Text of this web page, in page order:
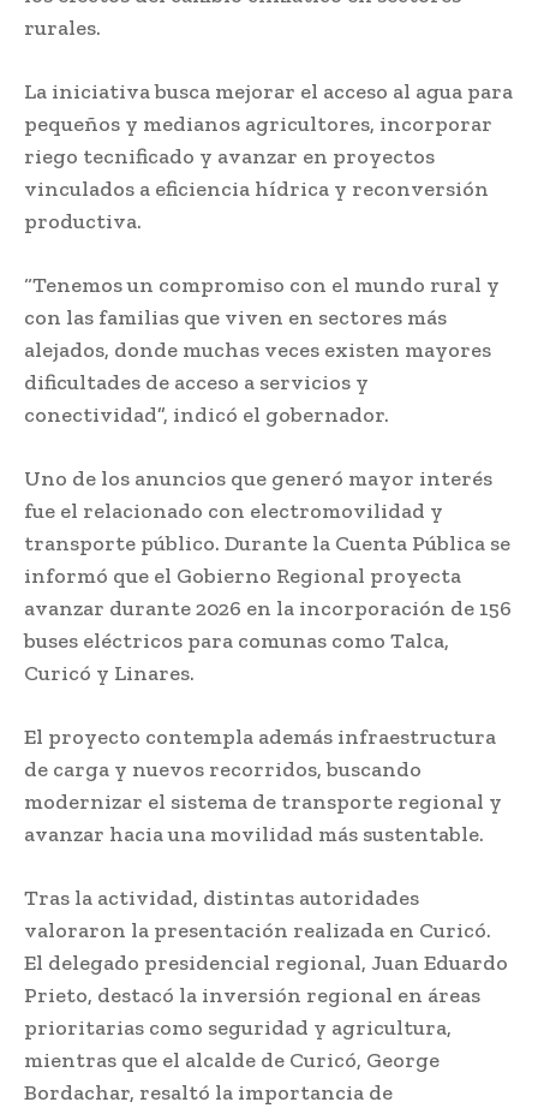
rurales.
La iniciativa busca mejorar el acceso al agua para
pequeños y medianos agricultores, incorporar
riego tecnificado y avanzar en proyectos
vinculados a eficiencia hídrica y reconversión
productiva.
“Tenemos un compromiso con el mundo rural y
con las familias que viven en sectores más
alejados, donde muchas veces existen mayores
dificultades de acceso a servicios y
conectividad”, indicó el gobernador.
Uno de los anuncios que generó mayor interés
fue el relacionado con electromovilidad y
transporte público. Durante la Cuenta Pública se
informó que el Gobierno Regional proyecta
avanzar durante 2026 en la incorporación de 156
buses eléctricos para comunas como Talca,
Curicó y Linares.
El proyecto contempla además infraestructura
de carga y nuevos recorridos, buscando
modernizar el sistema de transporte regional y
avanzar hacia una movilidad más sustentable.
Tras la actividad, distintas autoridades
valoraron la presentación realizada en Curicó.
El delegado presidencial regional, Juan Eduardo
Prieto, destacó la inversión regional en áreas
prioritarias como seguridad y agricultura,
mientras que el alcalde de Curicó, George
Bordachar, resaltó la importancia de